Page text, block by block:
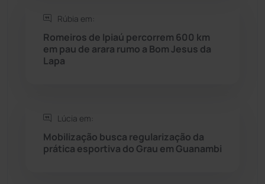
Sudoeste Baiano (1530)
Tecnologia
Rúbia em:
Romeiros de Ipiaú percorrem 600 km
em pau de arara rumo a Bom Jesus da
Lapa
Lúcia em:
Mobilização busca regularização da
prática esportiva do Grau em Guanambi